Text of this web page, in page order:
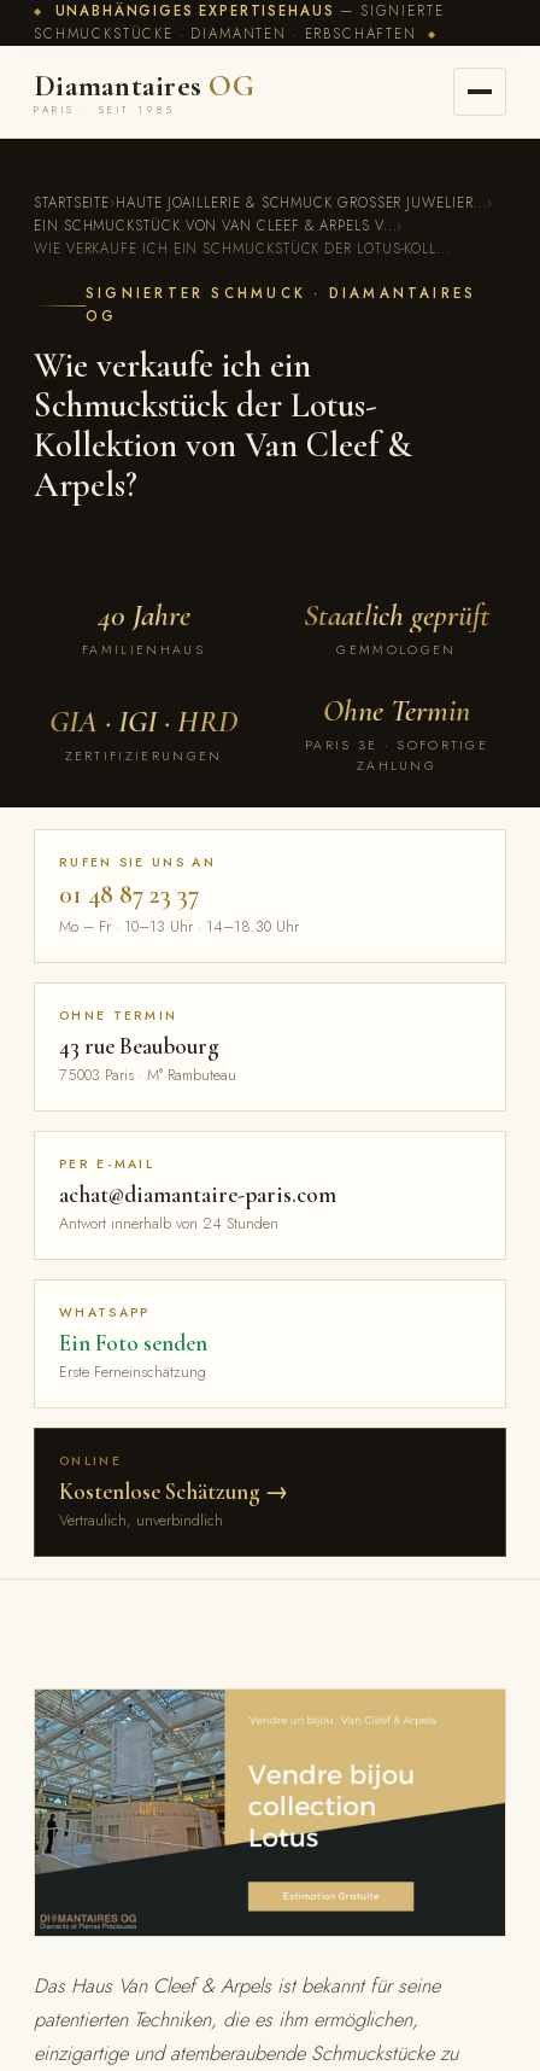
◆ UNABHÄNGIGES EXPERTISEHAUS — SIGNIERTE
SCHMUCKSTÜCKE · DIAMANTEN · ERBSCHAFTEN◆
Diamantaires OG
PARIS · SEIT 1985
STARTSEITE›HAUTE JOAILLERIE & SCHMUCK GROSSER JUWELIER... ›
EIN SCHMUCKSTÜCK VON VAN CLEEF & ARPELS V...›
WIE VERKAUFE ICH EIN SCHMUCKSTÜCK DER LOTUS-KOLL...
SIGNIERTER SCHMUCK · DIAMANTAIRES
OG
Wie verkaufe ich ein
Schmuckstück der Lotus-
Kollektion von Van Cleef &
Arpels?
40 Jahre
FAMILIENHAUS
Staatlich geprüft
GEMMOLOGEN
GIA · IGI · HRD
ZERTIFIZIERUNGEN
Ohne Termin
PARIS 3E · SOFORTIGE
ZAHLUNG
RUFEN SIE UNS AN
01 48 87 23 37
Mo – Fr · 10–13 Uhr · 14–18.30 Uhr
OHNE TERMIN
43 rue Beaubourg
75003 Paris · M° Rambuteau
PER E-MAIL
achat@diamantaire-paris.com
Antwort innerhalb von 24 Stunden
WHATSAPP
Ein Foto senden
Erste Ferneinschätzung
ONLINE
Kostenlose Schätzung →
Vertraulich, unverbindlich
Das Haus Van Cleef & Arpels ist bekannt für seine
patentierten Techniken, die es ihm ermöglichen,
einzigartige und atemberaubende Schmuckstücke zu